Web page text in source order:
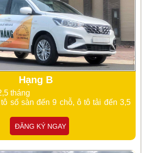
Hạng B
tháng
số sàn đến 9 chỗ, ô tô tải đến 3,5
ĐĂNG KÝ NGAY